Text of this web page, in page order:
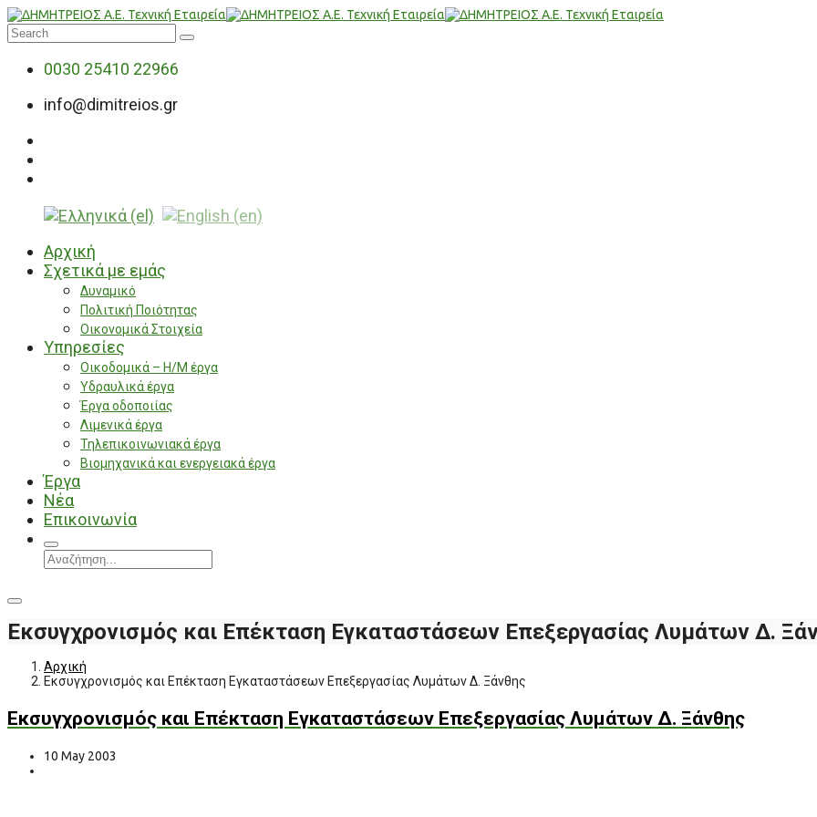
0030 25410 22966
info@dimitreios.gr
Αρχική
Σχετικά με εμάς
Δυναμικό
Πολιτική Ποιότητας
Οικονομικά Στοιχεία
Υπηρεσίες
Οικοδομικά – Η/Μ έργα
Υδραυλικά έργα
Έργα οδοποιίας
Λιμενικά έργα
Τηλεπικοινωνιακά έργα
Βιομηχανικά και ενεργειακά έργα
Έργα
Νέα
Επικοινωνία
Εκσυγχρονισμός και Επέκταση Εγκαταστάσεων Επεξεργασίας Λυμάτων Δ.
Αρχική
Εκσυγχρονισμός και Επέκταση Εγκαταστάσεων Επεξεργασίας Λυμάτων Δ. Ξάνθης
Εκσυγχρονισμός και Επέκταση Εγκαταστάσεων Επεξεργασίας Λυμάτων Δ. Ξάνθης
10 May 2003